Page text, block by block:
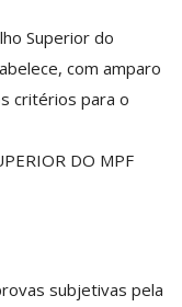
Superior do
com amparo
critérios para o
DO MPF
subjetivas pela